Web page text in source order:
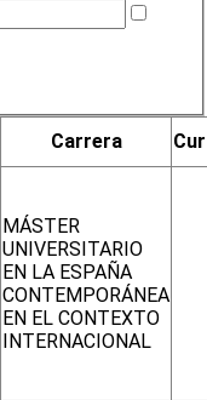
Carrera
MÁSTER
UNIVERSITARIO
EN LA ESPAÑA
CONTEMPORÁNEA
EN EL CONTEXTO
INTERNACIONAL